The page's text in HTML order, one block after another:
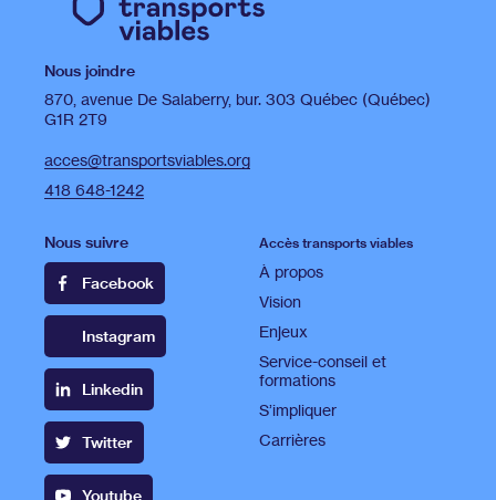
Nous joindre
870, avenue De Salaberry, bur. 303 Québec (Québec)
G1R 2T9
acces@transportsviables.org
418 648-1242
Nous suivre
Facebook
Instagram
Linkedin
Twitter
Youtube
Accès transports viables
À propos
Vision
Enjeux
Service-conseil et
formations
S’impliquer
Carrières